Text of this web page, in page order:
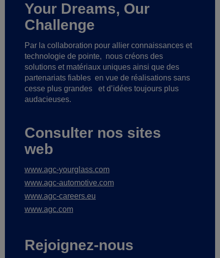
Your Dreams, Our
Challenge
Par la collaboration pour allier connaissances et
technologie de pointe, nous créons des
solutions et matériaux uniques ainsi que des
partenariats fiables en vue de réalisations sans
cesse plus grandes
et d’idées toujours plus
audacieuses.
Consulter nos sites
web
www.agc-yourglass.com
www.agc-automotive.com
www.agc-careers.eu
www.agc.com
Rejoignez-nous